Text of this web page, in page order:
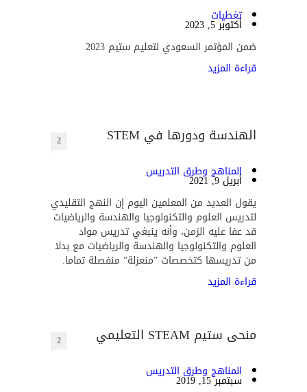
تغطيات
أكتوبر 5, 2023
ضمن المؤتمر السعودي لتعليم ستيم 2023
قراءة المزيد
الهندسة ودورها في STEM 2
المناهج وطرق التدريس
أبريل 9, 2021
يقول العديد من المعلمين اليوم إن النهج التقليدي
لتدريس العلوم والتكنولوجيا والهندسة والرياضيات
قد عفا عليه الزمن، وأنه ينبغي تدريس مواد
العلوم والتكنولوجيا والهندسة والرياضيات مع بدلا
من تدريسها كتخصصات ”منعزلة” منفصلة تماما.
قراءة المزيد
منحى ستيم STEAM التعليمي 2
المناهج وطرق التدريس
سبتمبر 15, 2019